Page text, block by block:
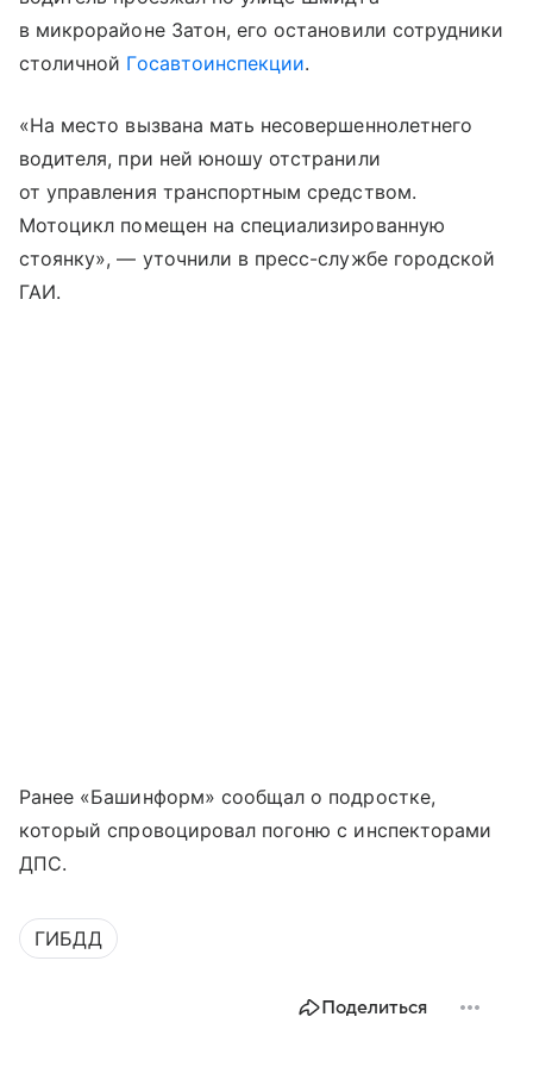
в микрорайоне Затон, его остановили сотрудники
столичной Госавтоинспекции.
«На место вызвана мать несовершеннолетнего
водителя, при ней юношу отстранили
от управления транспортным средством.
Мотоцикл помещен на специализированную
стоянку», — уточнили в пресс-службе городской
ГАИ.
Ранее «Башинформ» сообщал о подростке,
который спровоцировал погоню с инспекторами
ДПС.
ГИБДД
Поделиться